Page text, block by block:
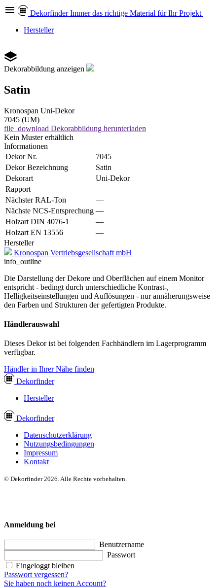
Dekorfinder Immer das richtige Material für Ihr Projekt
Hersteller
Dekorabbildung anzeigen
Satin
Kronospan Uni-Dekor
7045 (UM)
file_download Dekorabbildung herunterladen
Kein Muster erhältlich
Informationen
Dekor Nr.
7045
Dekor Bezeichnung
Satin
Dekorart
Uni-Dekor
Rapport
—
Nächster RAL-Ton
—
Nächste NCS-Entsprechung —
Holzart DIN 4076-1
—
Holzart EN 13556
—
Hersteller
Kronospan Vertriebsgesellschaft mbH
info_outline
Die Darstellung der Dekore und Oberflächen auf einem Monitor
entspricht - bedingt durch unterschiedliche Kontrast-,
Helligkeitseinstellungen und Auflösungen - nur annäherungsweise
den Farben und Strukturen der gefertigten Produkte.
Händlerauswahl
Dieses Dekor ist bei folgenden Fachhändlern im Lagerprogramm
verfügbar.
Händler in Ihrer Nähe finden
Dekorfinder
Hersteller
Dekorfinder
Datenschutzerklärung
Nutzungsbedingungen
Impressum
Kontakt
© Dekorfinder 2026. Alle Rechte vorbehalten.
Anmeldung bei
Benutzername
Passwort
Eingeloggt bleiben
Passwort vergessen?
Sie haben noch keinen Account?